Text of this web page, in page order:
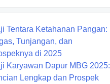
Tentara Ketahanan Pangan:
Tunjangan, dan
di 2025
Karyawan Dapur MBG 2025:
Lengkap dan Prospek